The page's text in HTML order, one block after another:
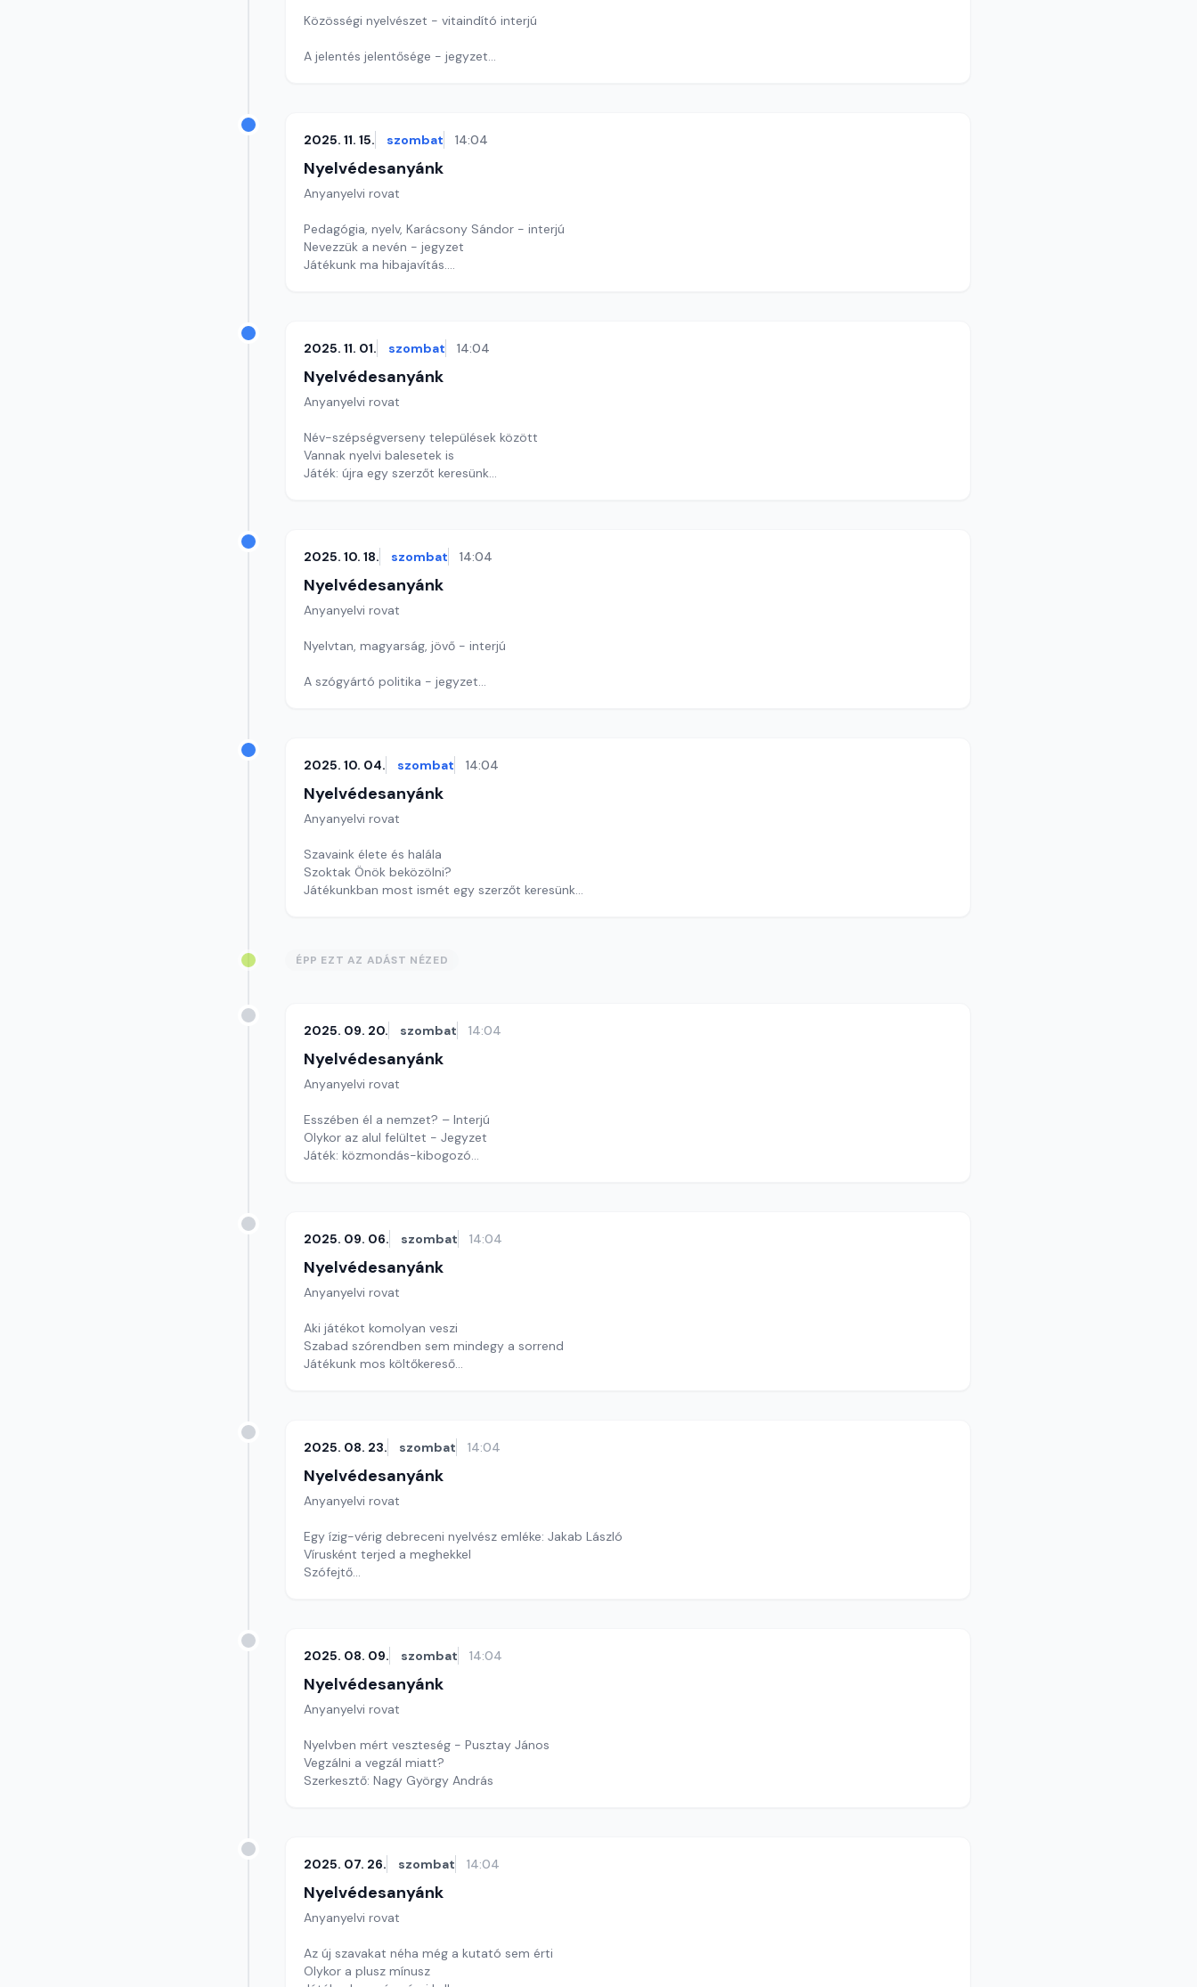
Közösségi nyelvészet - vitaindító interjú
A jelentés jelentősége - jegyzet
2025. 11. 15. szombat 14:04
Nyelvédesanyánk
Anyanyelvi rovat
Pedagógia, nyelv, Karácsony Sándor - interjú
Nevezzük a nevén - jegyzet
Játékunk ma hibajavítás.
2025. 11. 01. szombat 14:04
Nyelvédesanyánk
Anyanyelvi rovat
Név-szépségverseny települések között
Vannak nyelvi balesetek is
Játék: újra egy szerzőt keresünk
2025. 10. 18. szombat 14:04
Nyelvédesanyánk
Anyanyelvi rovat
Nyelvtan, magyarság, jövő - interjú
A szógyártó politika - jegyzet
Szerkesztő: Nagy György András
2025. 10. 04. szombat 14:04
Nyelvédesanyánk
Anyanyelvi rovat
Szavaink élete és halála
Szoktak Önök beközölni?
Játékunkban most ismét egy szerzőt keresünk
ÉPP EZT AZ ADÁST NÉZED
2025. 09. 20. szombat 14:04
Nyelvédesanyánk
Anyanyelvi rovat
Esszében él a nemzet? – Interjú
Olykor az alul felültet - Jegyzet
Játék: közmondás-kibogozó
2025. 09. 06. szombat 14:04
Nyelvédesanyánk
Anyanyelvi rovat
Aki játékot komolyan veszi
Szabad szórendben sem mindegy a sorrend
Játékunk mos költőkereső
2025. 08. 23. szombat 14:04
Nyelvédesanyánk
Anyanyelvi rovat
Egy ízig-vérig debreceni nyelvész emléke: Jakab László
Vírusként terjed a meghekkel
Szófejtő
2025. 08. 09. szombat 14:04
Nyelvédesanyánk
Anyanyelvi rovat
Nyelvben mért veszteség - Pusztay János
Vegzálni a vegzál miatt?
Szerkesztő: Nagy György András
2025. 07. 26. szombat 14:04
Nyelvédesanyánk
Anyanyelvi rovat
Az új szavakat néha még a kutató sem érti
Olykor a plusz mínusz